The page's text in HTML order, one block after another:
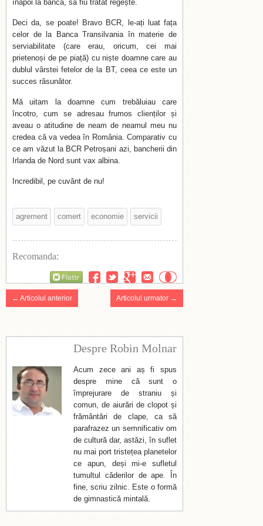
înapoi la bancă, să fiu tratat regește.
Deci da, se poate! Bravo BCR, le-ați luat fața
celor de la Banca Transilvania în materie de
serviabilitate (care erau, oricum, cei mai
prietenoși de pe piață) cu niște doamne care au
dublul vârstei fetelor de la BT, ceea ce este un
succes răsunător.
Mă uitam la doamne cum trebăluiau care
încotro, cum se adresau frumos clienților și
aveau o atitudine de neam de neamul meu nu
credea că va vedea în România. Comparativ cu
ce am văzut la BCR Petroșani azi, bancherii din
Irlanda de Nord sunt vax albina.
Incredibil, pe cuvânt de nu!
agrement comert economie servicii
Recomanda:
← Articolul anterior Articolul urmator →
Despre Robin Molnar
Acum zece ani aș fi spus
despre mine că sunt o
împrejurare de straniu și
comun, de aiurări de clopot și
frământări de clape, ca să
parafrazez un semnificativ om
de cultură dar, astăzi, în suflet
nu mai port tristețea planetelor
ce apun, deși mi-e sufletul
tumultul căderilor de ape. În
fine, scriu zilnic. Este o formă
de gimnastică mintală.